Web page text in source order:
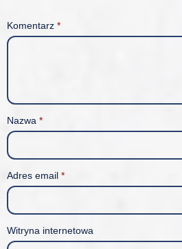
Komentarz *
Nazwa *
Adres email *
Witryna internetowa